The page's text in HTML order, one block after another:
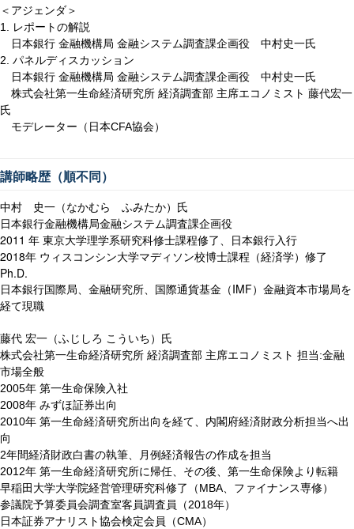
＜アジェンダ＞
1.
レポートの解説
日本銀行 金融機構局 金融システム調査課企画役 中村史一氏
2. パネルディスカッション
日本銀行 金融機構局 金融システム調査課企画役 中村史一氏
株式会社第一生命経済研究所 経済調査部 主席エコノミスト 藤代宏一
氏
モデレーター（日本CFA協会）
講師略歴（順不同）
中村 史一（なかむら ふみたか）氏
日本銀行金融機構局金融システム調査課企画役
2011 年 東京大学理学系研究科修士課程修了、日本銀行入行
2018年 ウィスコンシン大学マディソン校博士課程（経済学）修了
Ph.D.
日本銀行国際局、金融研究所、国際通貨基金（IMF）金融資本市場局を
経て現職
藤代 宏一（ふじしろ こういち）氏
株式会社第一生命経済研究所 経済調査部 主席エコノミスト 担当:金融
市場全般
2005年 第一生命保険入社
2008年 みずほ証券出向
2010年 第一生命経済研究所出向を経て、内閣府経済財政分析担当へ出
向
2年間経済財政白書の執筆、月例経済報告の作成を担当
2012年 第一生命経済研究所に帰任、その後、第一生命保険より転籍
早稲田大学大学院経営管理研究科修了（MBA
、ファイナンス専修）
参議院予算委員会調査室客員調査員（2018年）
日本証券アナリスト協会検定会員（CMA）